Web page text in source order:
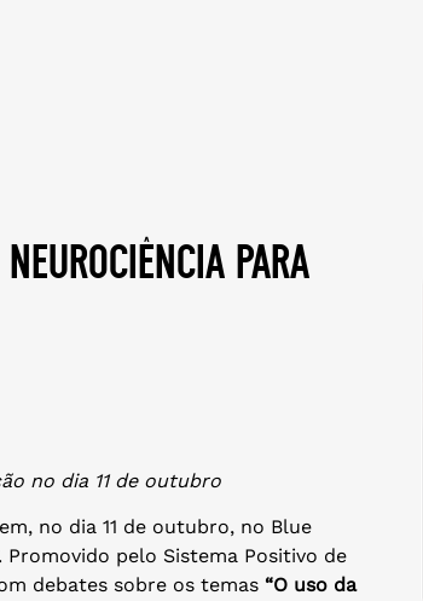
neurociência para
no dia 11 de outubro
no dia 11 de outubro, no Blue
Promovido pelo Sistema Positivo de
debates sobre os temas “O uso da